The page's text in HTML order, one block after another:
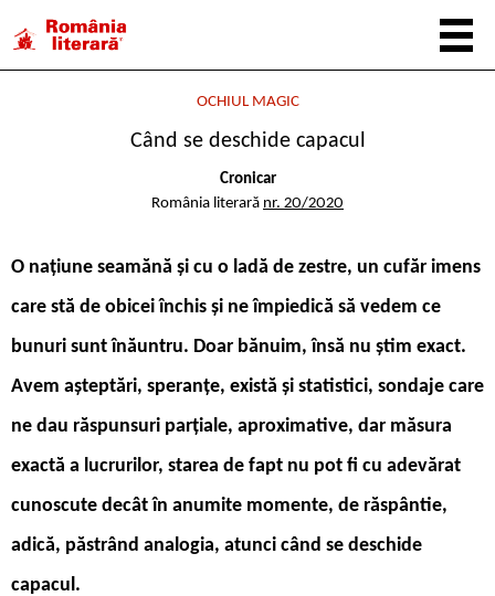
OCHIUL MAGIC
Când se deschide capacul
Cronicar
România literară nr. 20/2020
O națiune seamănă și cu o ladă de zestre, un cufăr imens
care stă de obicei închis și ne împiedică să vedem ce
bunuri sunt înăuntru. Doar bănuim, însă nu știm exact.
Avem așteptări, speranțe, există și statistici, sondaje care
ne dau răspunsuri parțiale, aproximative, dar măsura
exactă a lucrurilor, starea de fapt nu pot fi cu adevărat
cunoscute decât în anumite momente, de răspântie,
adică, păstrând analogia, atunci când se deschide
capacul.